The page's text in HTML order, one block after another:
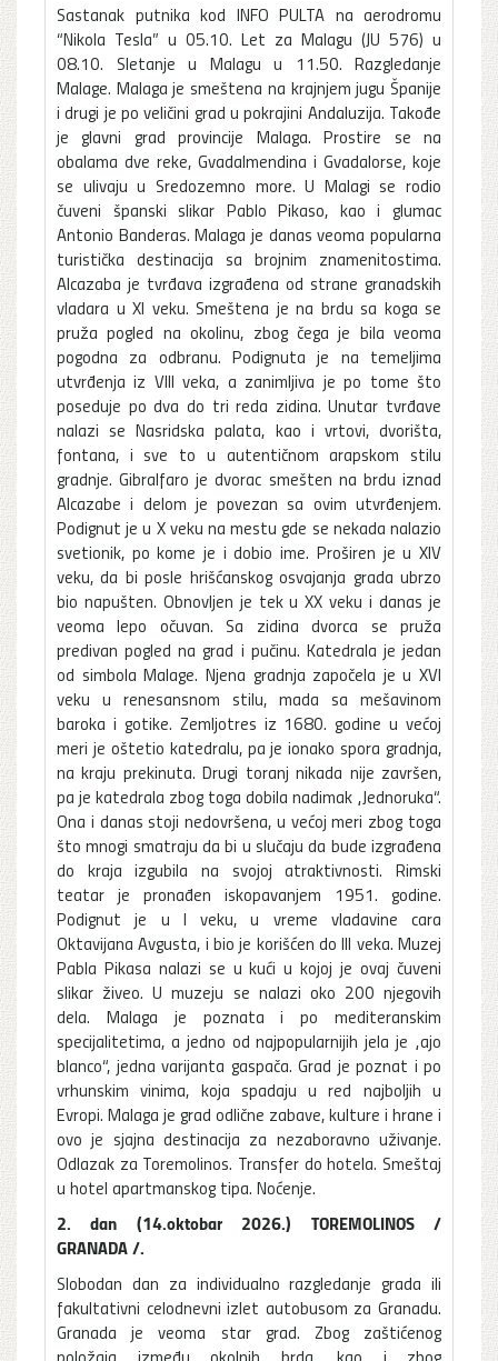
Sastanak putnika kod INFO PULTA na aerodromu
“Nikola Tesla” u 05.10. Let za Malagu (JU 576) u
08.10. Sletanje u Malagu u 11.50. Razgledanje
Malage. Malaga je smeštena na krajnjem jugu Španije
i drugi je po veličini grad u pokrajini Andaluzija. Takođe
je glavni grad provincije Malaga. Prostire se na
obalama dve reke, Gvadalmendina i Gvadalorse, koje
se ulivaju u Sredozemno more. U Malagi se rodio
čuveni španski slikar Pablo Pikaso, kao i glumac
Antonio Banderas. Malaga je danas veoma popularna
turistička destinacija sa brojnim znamenitostima.
Alcazaba je tvrđava izgrađena od strane granadskih
vladara u XI veku. Smeštena je na brdu sa koga se
pruža pogled na okolinu, zbog čega je bila veoma
pogodna za odbranu. Podignuta je na temeljima
utvrđenja iz VIII veka, a zanimljiva je po tome što
poseduje po dva do tri reda zidina. Unutar tvrđave
nalazi se Nasridska palata, kao i vrtovi, dvorišta,
fontana, i sve to u autentičnom arapskom stilu
gradnje. Gibralfaro je dvorac smešten na brdu iznad
Alcazabe i delom je povezan sa ovim utvrđenjem.
Podignut je u X veku na mestu gde se nekada nalazio
svetionik, po kome je i dobio ime. Proširen je u XIV
veku, da bi posle hrišćanskog osvajanja grada ubrzo
bio napušten. Obnovljen je tek u XX veku i danas je
veoma lepo očuvan. Sa zidina dvorca se pruža
predivan pogled na grad i pučinu. Katedrala je jedan
od simbola Malage. Njena gradnja započela je u XVI
veku u renesansnom stilu, mada sa mešavinom
baroka i gotike. Zemljotres iz 1680. godine u većoj
meri je oštetio katedralu, pa je ionako spora gradnja,
na kraju prekinuta. Drugi toranj nikada nije završen,
pa je katedrala zbog toga dobila nadimak „Jednoruka“.
Ona i danas stoji nedovršena, u većoj meri zbog toga
što mnogi smatraju da bi u slučaju da bude izgrađena
do kraja izgubila na svojoj atraktivnosti. Rimski
teatar je pronađen iskopavanjem 1951. godine.
Podignut je u I veku, u vreme vladavine cara
Oktavijana Avgusta, i bio je korišćen do III veka. Muzej
Pabla Pikasa nalazi se u kući u kojoj je ovaj čuveni
slikar živeo. U muzeju se nalazi oko 200 njegovih
dela. Malaga je poznata i po mediteranskim
specijalitetima, a jedno od najpopularnijih jela je „ajo
blanco“, jedna varijanta gaspača. Grad je poznat i po
vrhunskim vinima, koja spadaju u red najboljih u
Evropi. Malaga je grad odlične zabave, kulture i hrane i
ovo je sjajna destinacija za nezaboravno uživanje.
Odlazak za Toremolinos. Transfer do hotela. Smeštaj
u hotel apartmanskog tipa. Noćenje.
2. dan (14.oktobar 2026.) TOREMOLINOS /
GRANADA /.
Slobodan dan za individualno razgledanje grada ili
fakultativni celodnevni izlet autobusom za Granadu.
Granada je veoma star grad. Zbog zaštićenog
položaja između okolnih brda, kao i zbog